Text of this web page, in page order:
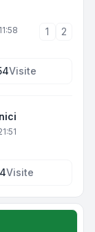
1 2
Visite
Visite